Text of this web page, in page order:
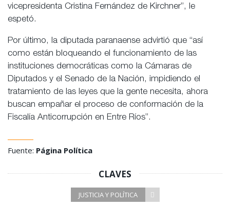
vicepresidenta Cristina Fernández de Kirchner”, le
espetó.
Por último, la diputada paranaense advirtió que “así
como están bloqueando el funcionamiento de las
instituciones democráticas como la Cámaras de
Diputados y el Senado de la Nación, impidiendo el
tratamiento de las leyes que la gente necesita, ahora
buscan empañar el proceso de conformación de la
Fiscalía Anticorrupción en Entre Ríos”.
Fuente: Página Política
CLAVES
JUSTICIA Y POLÍTICA